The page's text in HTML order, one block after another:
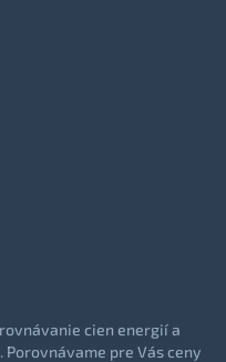
cien energií a
pre Vás ceny